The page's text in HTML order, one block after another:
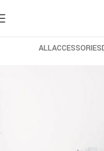
ALLACCESSORIES